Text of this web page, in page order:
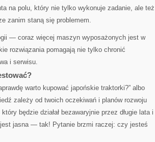
na polu, który nie tylko wykonuje zadanie, ale też
zanim staną się problemem.
— coraz więcej maszyn wyposażonych jest w
rozwiązania pomagają nie tylko chronić
i serwisu.
warto kupować japońskie traktorki?” albo
zależy od twoich oczekiwań i planów rozwoju
będzie działał bezawaryjnie przez długie lata i
jasna — tak! Pytanie brzmi raczej: czy jesteś